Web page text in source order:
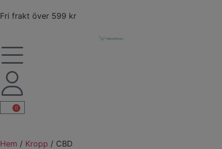
Fri frakt över 599 kr
0
Hem / Kropp / CBD